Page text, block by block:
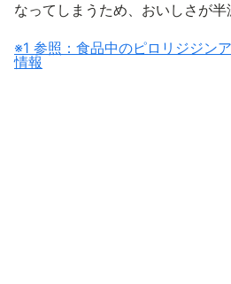
なってしまうため、おいしさが半
※1 参照：食品中のピロリジジン
情報